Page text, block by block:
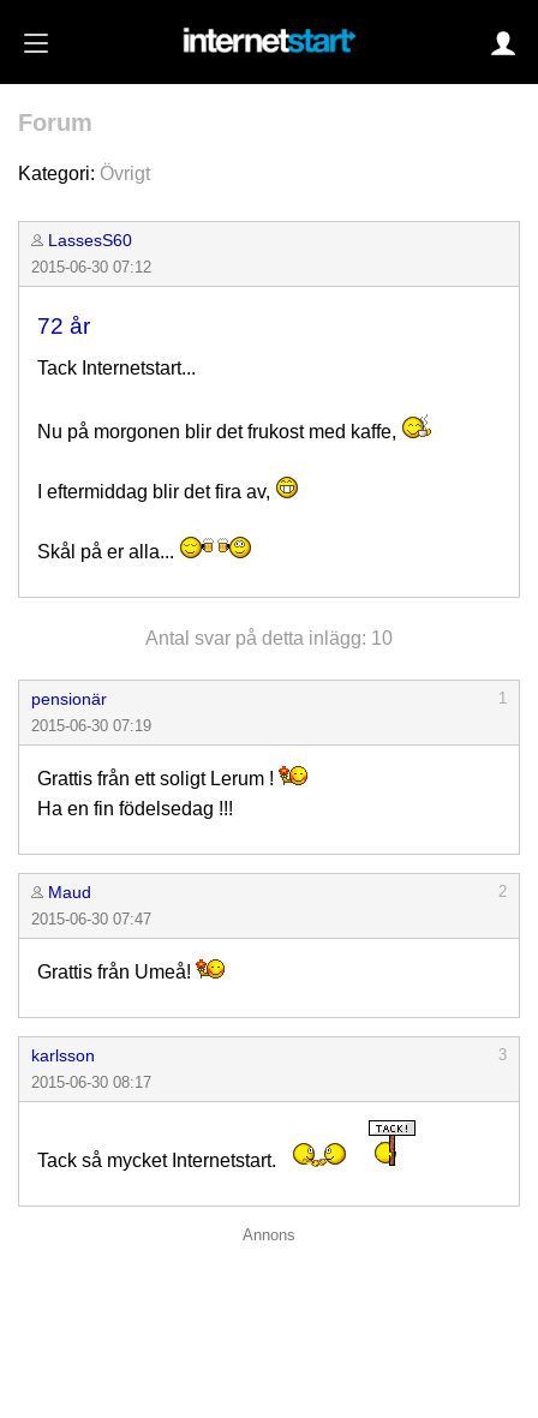
Forum
Kategori: Övrigt
LassesS60
2015-06-30 07:12
72 år
Tack Internetstart...
Nu på morgonen blir det frukost med kaffe,
I eftermiddag blir det fira av,
Skål på er alla...
Antal svar på detta inlägg: 10
pensionär
1
2015-06-30 07:19
Grattis från ett soligt Lerum !
Ha en fin födelsedag !!!
Maud
2
2015-06-30 07:47
Grattis från Umeå!
karlsson
3
2015-06-30 08:17
Tack så mycket Internetstart.
Annons